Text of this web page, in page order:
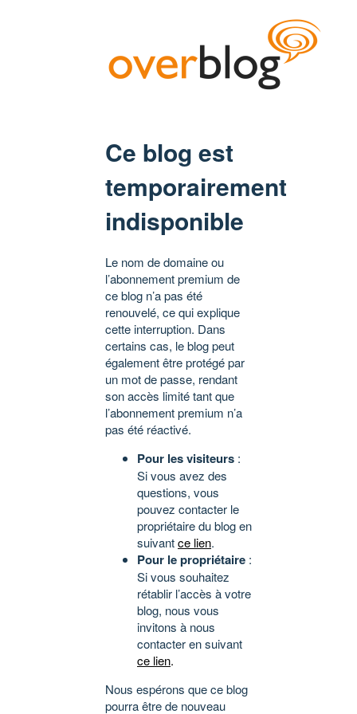
Ce blog est
temporairement
indisponible
Le nom de domaine ou
l’abonnement premium de
ce blog n’a pas été
renouvelé, ce qui explique
cette interruption. Dans
certains cas, le blog peut
également être protégé par
un mot de passe, rendant
son accès limité tant que
l’abonnement premium n’a
pas été réactivé.
Pour les visiteurs :
Si vous avez des
questions, vous
pouvez contacter le
propriétaire du blog en
suivantce lien.
Pour le propriétaire :
Si vous souhaitez
rétablir l’accès à votre
blog, nous vous
invitons à nous
contacter en suivant
ce lien.
Nous espérons que ce blog
pourra être de nouveau